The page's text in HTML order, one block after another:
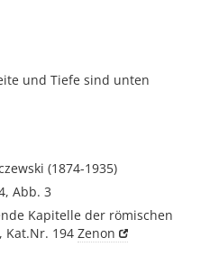
und Tiefe sind unten
(1874-1935)
Abb. 3
Kapitelle der römischen
Kat.Nr. 194 Zenon